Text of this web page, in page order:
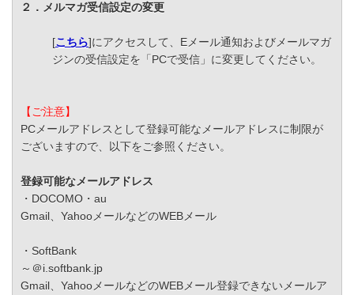
２．メルマガ受信設定の変更
[こちら]にアクセスして、Eメール通知およびメールマガ
ジンの受信設定を「PCで受信」に変更してください。
【ご注意】
PCメールアドレスとして登録可能なメールアドレスに制限が
ございますので、以下をご参照ください。
登録可能なメールアドレス
・DOCOMO・au
Gmail、YahooメールなどのWEBメール
・SoftBank
～＠i.softbank.jp
Gmail、YahooメールなどのWEBメール登録できないメールア